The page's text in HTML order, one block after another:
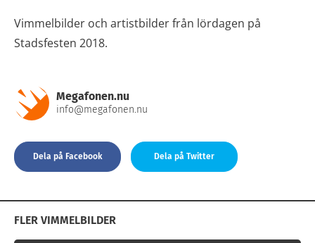
Vimmelbilder och artistbilder från lördagen på
Stadsfesten 2018.
Megafonen.nu
info@megafonen.nu
Dela på Facebook Dela på Twitter
FLER VIMMELBILDER